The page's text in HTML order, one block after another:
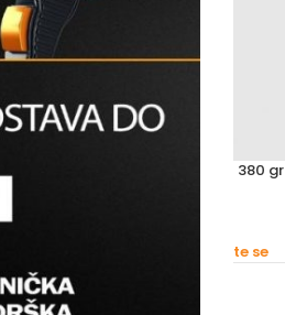
SOUDAL T-REX TRENURNI SPOJ 380 gr
Molimo vas prijavite se